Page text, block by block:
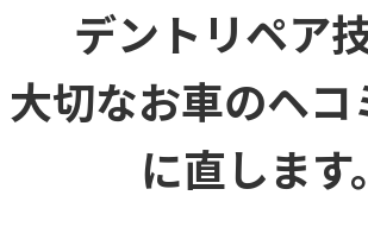
デントリペア
大切なお車のヘコ
に直します。